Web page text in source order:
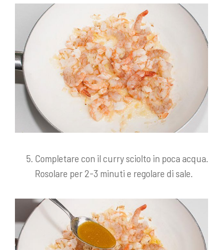
Completare con il curry sciolto in poca acqua.
Rosolare per 2-3 minuti e regolare di sale.